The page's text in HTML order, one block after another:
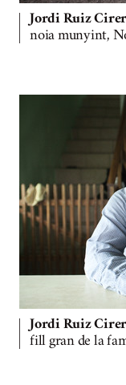
Jordi Ruiz
noia munyint,
Jordi Ruiz
fill gran de la